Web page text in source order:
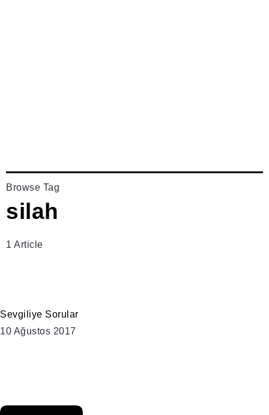
Browse Tag
silah
1 Article
Sevgiliye Sorular
10 Ağustos 2017